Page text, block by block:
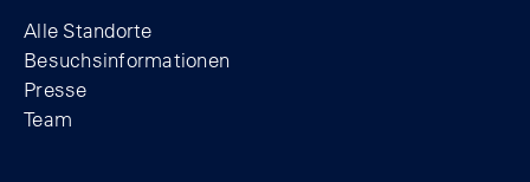
Alle Standorte
Besuchsinformationen
Presse
Team